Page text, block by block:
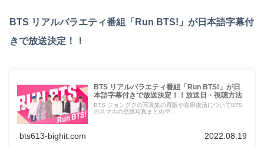
BTS リアルバラエティ番組「Run BTS!」が日本語字幕付
きで放送決定！！
BTS リアルバラエティ番組「Run BTS!」が日
本語字幕付きで放送決定！！放送日・視聴方法
BTS ジョングクの写真集の再販や在庫復活についてBTS
のスマホの壁紙写真まとめ💜...
bts613-bighit.com 2022.08.19